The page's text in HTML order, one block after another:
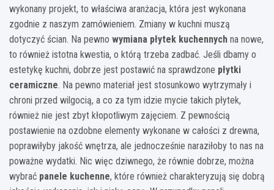
wykonany projekt, to właściwa aranżacja, która jest wykonana
zgodnie z naszym zamówieniem. Zmiany w kuchni muszą
dotyczyć ścian. Na pewno wymiana płytek kuchennych na nowe,
to również istotna kwestia, o którą trzeba zadbać. Jeśli dbamy o
estetykę kuchni, dobrze jest postawić na sprawdzone płytki
ceramiczne. Na pewno materiał jest stosunkowo wytrzymały i
chroni przed wilgocią, a co za tym idzie mycie takich płytek,
również nie jest zbyt kłopotliwym zajęciem. Z pewnością
postawienie na ozdobne elementy wykonane w całości z drewna,
poprawiłyby jakość wnętrza, ale jednocześnie naraziłoby to nas na
poważne wydatki. Nic więc dziwnego, że równie dobrze, można
wybrać panele kuchenne, które również charakteryzują się dobrą